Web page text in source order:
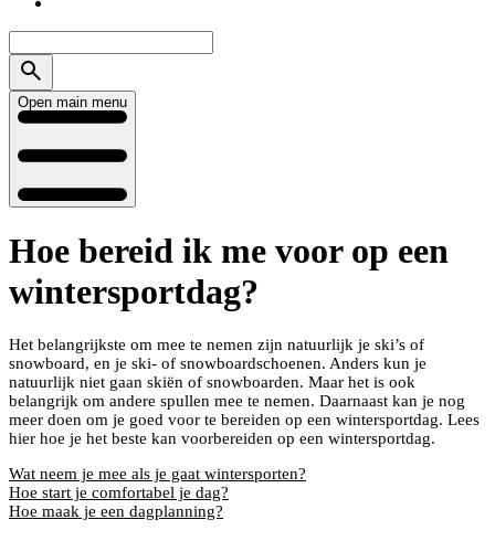
Open main menu
Hoe bereid ik me voor op een
wintersportdag?
Het belangrijkste om mee te nemen zijn natuurlijk je ski’s of
snowboard, en je ski- of snowboardschoenen. Anders kun je
natuurlijk niet gaan skiën of snowboarden. Maar het is ook
belangrijk om andere spullen mee te nemen. Daarnaast kan je nog
meer doen om je goed voor te bereiden op een wintersportdag. Lees
hier hoe je het beste kan voorbereiden op een wintersportdag.
Wat neem je mee als je gaat wintersporten?
Hoe start je comfortabel je dag?
Hoe maak je een dagplanning?